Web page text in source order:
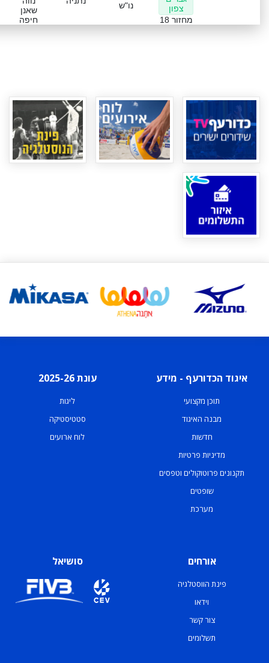
צפון
מחזור 18
נו"ש
שאנן
חיפה
איגוד הכדורעף - מידע
תוכן מקצועי
מבנה האיגוד
חדשות
מדיניות פרטיות
תקנונים פרוטוקולים וטפסים
שופטים
מערכת
עונת 2025-26
ליגות
סטטיסטיקה
לוח ארועים
אורחים
פינת הווסטלגיה
וידאו
צור קשר
תשלומים
סושיאל